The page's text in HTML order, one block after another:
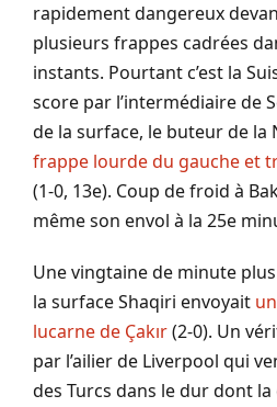
rapidement dangereux
plusieurs frappes cadrées
instants. Pourtant c’est la
score par l’intermédiaire de
de la surface, le buteur de la
frappe lourde du gauche et
(1-0, 13e). Coup de froid à
même son envol à la 25e
Une vingtaine de minute
la surface Shaqiri envoyait
lucarne de Çakır(2-0). Un
par l’ailier de Liverpool qui
des Turcs dans le dur dont